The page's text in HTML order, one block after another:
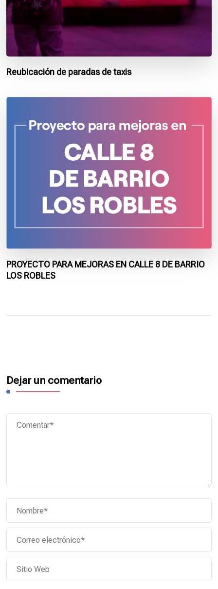
Reubicación de paradas de taxis
PROYECTO PARA MEJORAS EN CALLE 8 DE BARRIO
LOS ROBLES
Dejar un comentario